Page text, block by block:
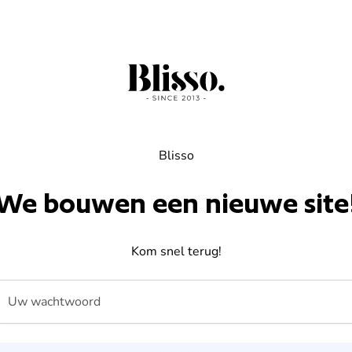
Blisso
bouwen een nieuwe
Kom snel terug!
wachtwoord